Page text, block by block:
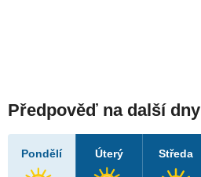
Předpověď na další dny
Pondělí Úterý Středa